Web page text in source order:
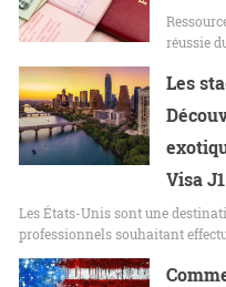
réussie
Les
Visa J1
Les États-Unis sont une
professionnels souhaitant